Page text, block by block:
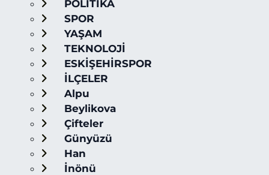
POLİTİKA
SPOR
YAŞAM
TEKNOLOJİ
ESKİŞEHİRSPOR
İLÇELER
Alpu
Beylikova
Çifteler
Günyüzü
Han
İnönü